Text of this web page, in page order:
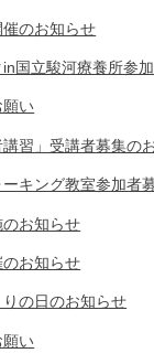
のお知らせ
国立駿河療養所参
願い
講習」受講者募集の
ーキング教室参加者
お知らせ
お知らせ
の日のお知らせ
願い